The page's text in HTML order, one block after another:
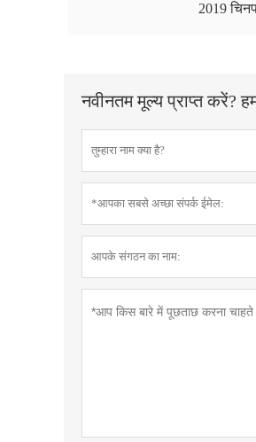
2019
नवीनतम मूल्य प्राप्त करें?